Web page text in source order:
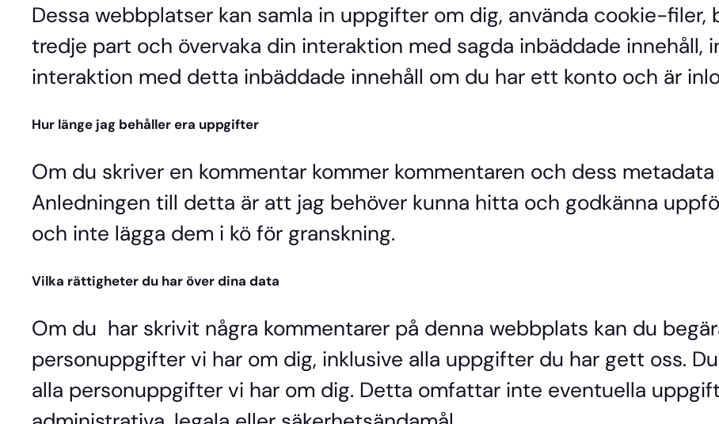
Dessa webbplatser kan samla in uppgifter om dig, använda cookie-
tredje part och övervaka din interaktion med sagda inbäddade innehåll,
interaktion med detta inbäddade innehåll om du har ett konto och är
Hur länge jag behåller era uppgifter
Om du skriver en kommentar kommer kommentaren och dess
Anledningen till detta är att jag behöver kunna hitta och godkänna
och inte lägga dem i kö för granskning.
Vilka rättigheter du har över dina data
Om du har skrivit några kommentarer på denna webbplats kan du
personuppgifter vi har om dig, inklusive alla uppgifter du har gett oss.
alla personuppgifter vi har om dig. Detta omfattar inte eventuella